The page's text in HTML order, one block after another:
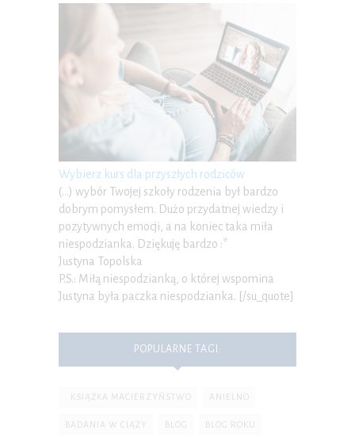
Wybierz kurs dla przyszłych rodziców
(…) wybór Twojej szkoły rodzenia był bardzo
dobrym pomysłem. Dużo przydatnej wiedzy i
pozytywnych emocji, a na koniec taka miła
niespodzianka. Dziękuję bardzo :*
Justyna Topolska
P.S.: Miłą niespodzianką, o której wspomina
Justyna była paczka niespodzianka. [/su_quote]
POPULARNE TAGI:
. KSIĄŻKA MACIERZYŃSTWO ANIELNO
BADANIA W CIĄŻY BLOG BLOG ROKU